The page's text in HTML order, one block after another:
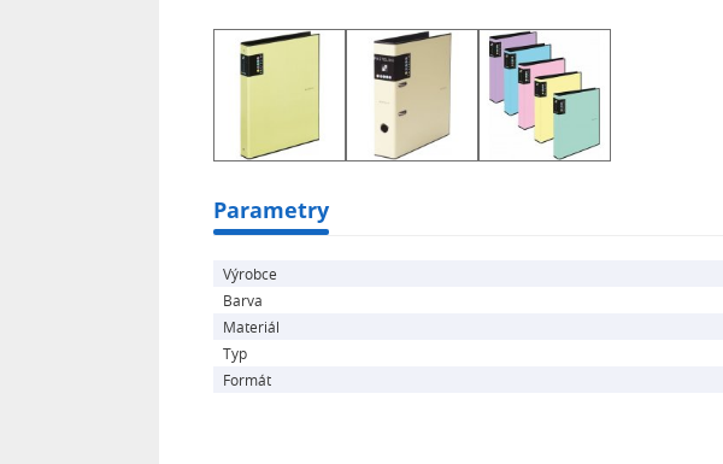
Parametry
Výrobce
Barva
Materiál
Typ
Formát